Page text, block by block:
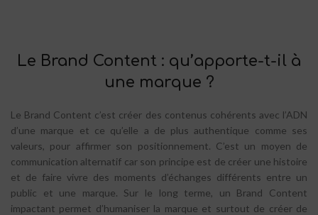
Le Brand Content : qu’apporte-t-il à
une marque ?
Le Brand Content c’est créer des contenus cohérents avec l’ADN
d’une marque et ce qu’elle a de plus authentique comme ses
valeurs, pour affirmer son positionnement. C’est un moyen de
communication alternatif car son principe est de créer une histoire
et de faire vivre des moments d’échanges différents entre un
public et une marque. Sur le long terme, un Brand Content
impactant permet d’humaniser la marque et surtout de créer de